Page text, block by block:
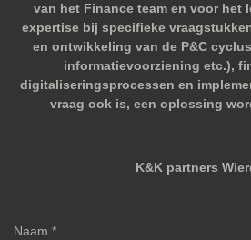
van het Finance team en voor het
expertise bij specifieke
en ontwikkeling van de P&C
informatievoorziening etc.),
digitaliseringsprocessen en
vraag ook is, een oplossing
K&K partners
Naam *